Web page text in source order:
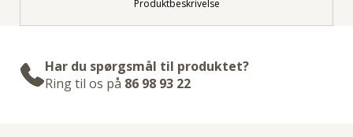
Produktbeskrivelse
Har du spørgsmål til produktet?
Ring til os på 86 98 93 22